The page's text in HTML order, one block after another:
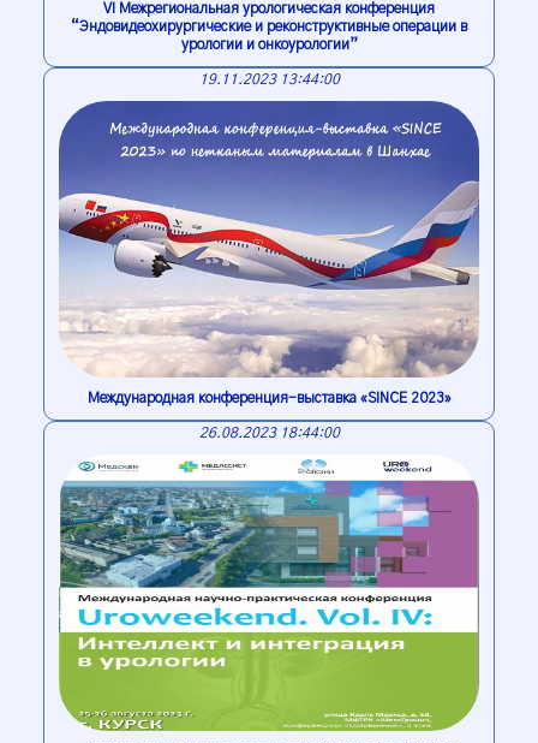
VI Межрегиональная урологическая конференция
“Эндовидеохирургические и реконструктивные операции в
урологии и онкоурологии”
19.11.2023 13:44:00
Международная конференция-выставка «SINCE 2023»
26.08.2023 18:44:00